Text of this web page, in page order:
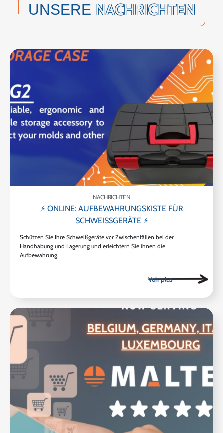
UNSERE NACHRICHTEN
NACHRICHTEN
⚡ ONLINE: AUFBEWAHRUNGSKISTE FÜR
SCHWEISSGERÄTE ⚡
Schützen Sie Ihre Schweißgeräte vor Zwischenfällen bei der
Handhabung und Lagerung und erleichtern Sie ihnen die
Aufbewahrung.